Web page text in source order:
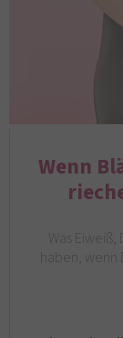
Wenn
Was
haben,